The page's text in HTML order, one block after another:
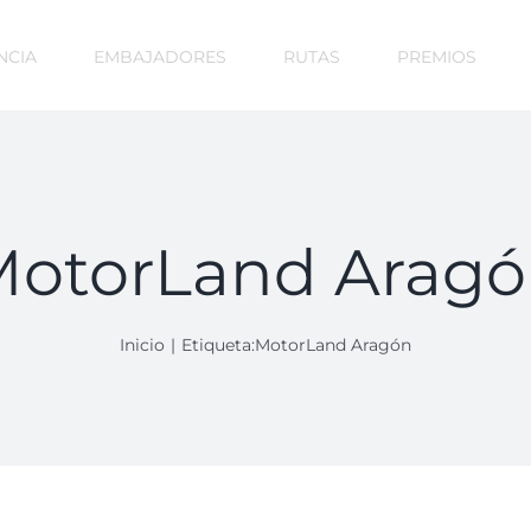
EMBAJADORES RUTAS PREMIOS
Inicio Etiqueta:MotorLand Aragón